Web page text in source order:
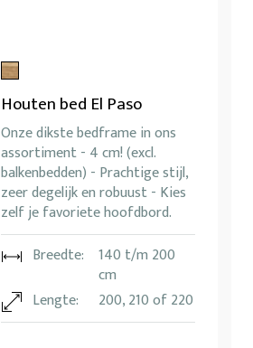
Houten bed El Paso
Onze dikste bedframe in ons
assortiment - 4 cm! (excl.
balkenbedden) - Prachtige stijl,
zeer degelijk en robuust - Kies
zelf je favoriete hoofdbord.
Breedte:
140 t/m 200
cm
Lengte:
200, 210 of 220